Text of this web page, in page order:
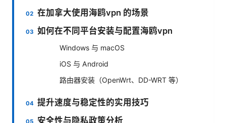
在加拿大使用海鸥vpn 的场景
如何在不同平台安装与配置海鸥vpn
Windows 与 macOS
iOS 与 Android
路由器安装（OpenWrt、DD-WRT 等）
提升速度与稳定性的实用技巧
安全性与隐私政策分析